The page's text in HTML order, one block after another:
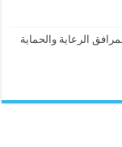
الرعاية والحماية